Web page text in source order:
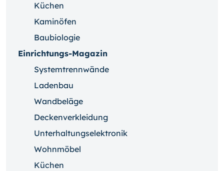
Küchen
Kaminöfen
Baubiologie
Einrichtungs-Magazin
Systemtrennwände
Ladenbau
Wandbeläge
Deckenverkleidung
Unterhaltungselektronik
Wohnmöbel
Küchen